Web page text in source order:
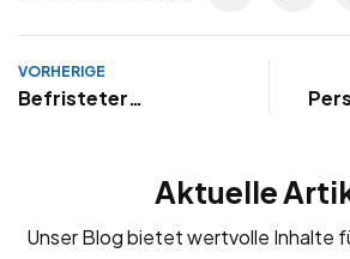
VORHERIGE
Befristeter
Aktuelle
Unser Blog bietet wertvolle Inhalte